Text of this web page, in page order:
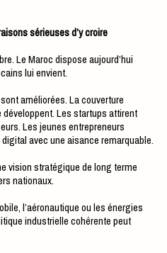
sérieuses d’y croire
Le Maroc dispose aujourd’hui
lui envient.
améliorées. La couverture
Les startups attirent
Les jeunes entrepreneurs
avec une aisance remarquable.
vision stratégique de long terme
nationaux.
l’aéronautique ou les énergies
industrielle cohérente peut